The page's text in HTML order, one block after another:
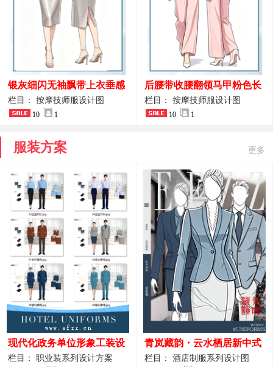
银灰细闪无袖飘带上衣垂感
开叉中长裙 星级酒店前厅礼
仪高级全套工作服
栏目： 按摩技师服设计图
10 1
后腰带收腰翻领马甲粉色长
裤套装 美容门店前台主管精
致高级工装
栏目： 按摩技师服设计图
10 1
服装方案 更多
现代化政务单位形象工装设
计｜国风会务接待西装制服
栏目： 职业装系列设计方案
青岚藏韵・云水栖居新中式
酒店全岗位制服设计原创作
栏目： 酒店制服系列设计图